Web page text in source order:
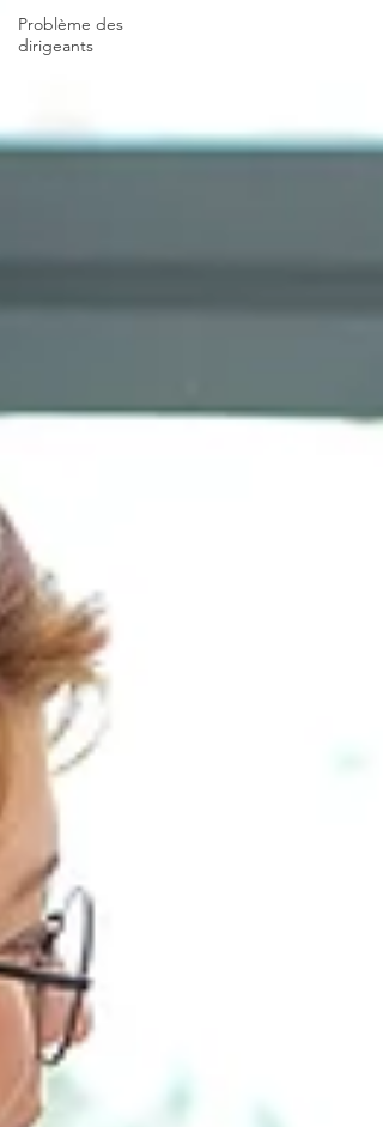
Problème des
dirigeants